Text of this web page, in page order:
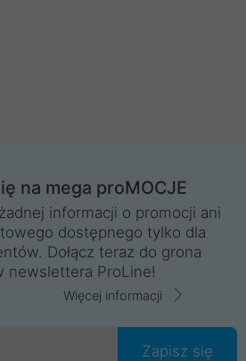
na mega proMOCJE
informacji o promocji ani
dostępnego tylko dla
Dołącz teraz do grona
newslettera ProLine!
Więcej informacji
Zapisz się